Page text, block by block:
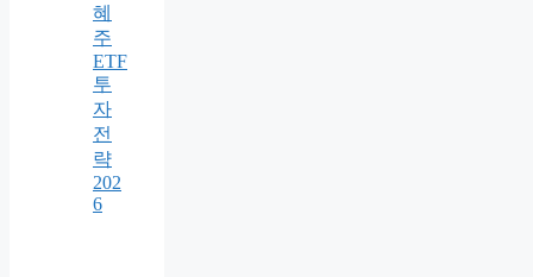
혜
주
ETF
투
자
전
략
202
6